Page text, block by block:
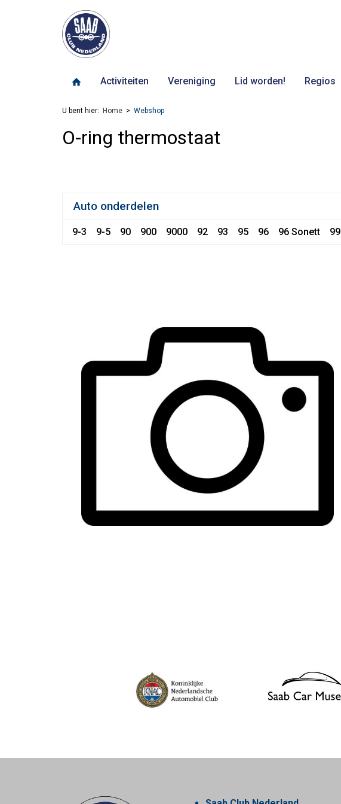
Activiteiten Vereniging Lid worden! Regios
U bent hier: Home Webshop
O-ring thermostaat
Auto onderdelen
9-3 9-5 90 900 9000 92 93 95 96 96 Sonett 99